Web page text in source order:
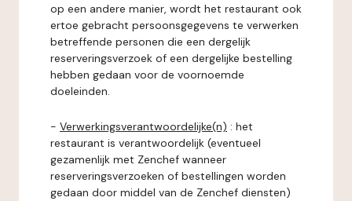
op een andere manier, wordt het restaurant ook
ertoe gebracht persoonsgegevens te verwerken
betreffende personen die een dergelijk
reserveringsverzoek of een dergelijke bestelling
hebben gedaan voor de voornoemde
doeleinden.
- Verwerkingsverantwoordelijke(n) : het
restaurant is verantwoordelijk (eventueel
gezamenlijk met Zenchef wanneer
reserveringsverzoeken of bestellingen worden
gedaan door middel van de Zenchef diensten)